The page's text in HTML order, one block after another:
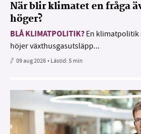
När blir klimatet en fråga
höger?
BLÅ KLIMATPOLITIK? En klimatpolitik
höjer växthusgasutsläpp...
09 aug 2026• Lästid:5 min